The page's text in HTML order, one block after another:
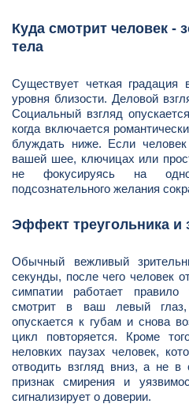
Куда смотрит человек -
тела
Существует четкая градация
уровня близости. Деловой
Социальный взгляд
когда включается
блуждать ниже. Если
вашей шее, ключицах или
не фокусируясь на
подсознательного желания
Эффект треугольника и
Обычный вежливый
секунды, после чего человек
симпатии работает правило
смотрит в ваш левый
опускается к губам и снова
цикл повторяется. Кроме
неловких паузах человек,
отводить взгляд вниз, а не в
признак смирения и
сигнализирует о доверии.